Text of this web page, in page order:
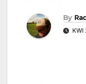
By
KWI